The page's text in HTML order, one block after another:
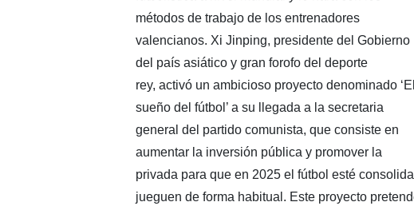
métodos de trabajo de los entrenadores
valencianos. Xi Jinping, presidente del Gobierno
del país asiático y gran forofo del deporte
rey, activó un ambicioso proyecto denominado ‘El
sueño del fútbol’ a su llegada a la secretaria
general del partido comunista, que consiste en
aumentar la inversión pública y promover la
privada para que en 2025 el fútbol esté
jueguen de forma habitual. Este proyecto